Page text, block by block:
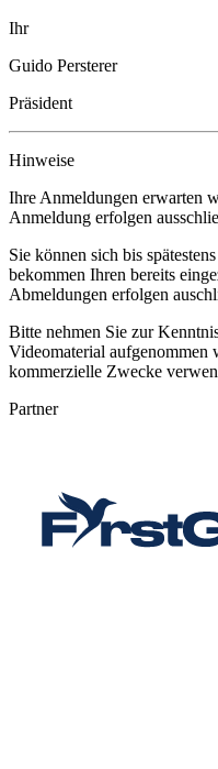
Ihr
Guido Persterer
Präsident
Hinweise
Ihre Anmeldungen erwarten
Anmeldung erfolgen
Sie können sich bis spätestens
bekommen Ihren bereits
Abmeldungen erfolgen
Bitte nehmen Sie zur
Videomaterial aufgenommen
kommerzielle Zwecke
Partner